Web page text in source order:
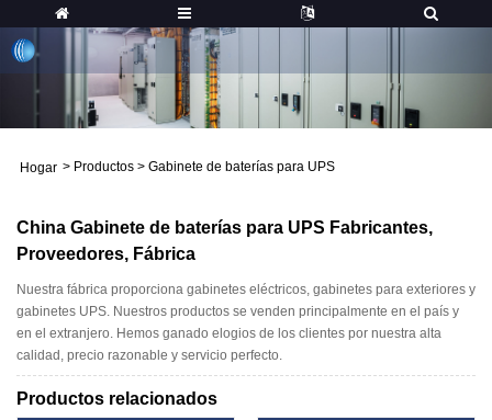
Hogar > Productos > Gabinete de baterías para UPS
China Gabinete de baterías para UPS Fabricantes,
Proveedores, Fábrica
Nuestra fábrica proporciona gabinetes eléctricos, gabinetes para exteriores y
gabinetes UPS. Nuestros productos se venden principalmente en el país y
en el extranjero. Hemos ganado elogios de los clientes por nuestra alta
calidad, precio razonable y servicio perfecto.
Productos relacionados